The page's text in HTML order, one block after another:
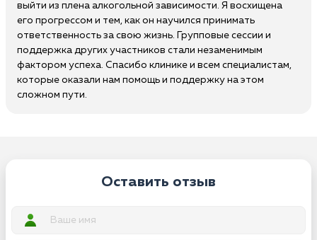
выйти из плена алкогольной зависимости. Я восхищена
его прогрессом и тем, как он научился принимать
ответственность за свою жизнь. Групповые сессии и
поддержка других участников стали незаменимым
фактором успеха. Спасибо клинике и всем специалистам,
которые оказали нам помощь и поддержку на этом
сложном пути.
Оставить отзыв